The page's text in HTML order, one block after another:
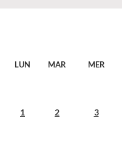
Roma
LUN MAR MER
1 2 3